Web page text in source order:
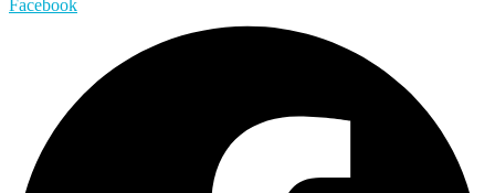
Facebook